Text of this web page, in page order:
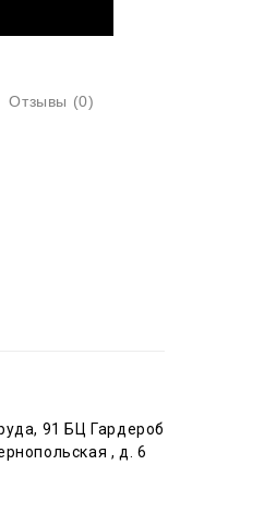
Отзывы (0)
91 БЦ Гардероб
, д. 6